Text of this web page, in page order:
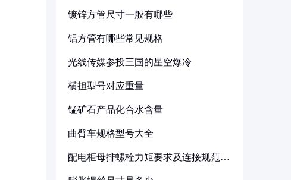
镀锌方管尺寸一般有哪些
铝方管有哪些常见规格
光线传媒参投三国的星空爆冷
横担型号对应重量
锰矿石产品化合水含量
曲臂车规格型号大全
配电柜母排螺栓力矩要求及连接规范详